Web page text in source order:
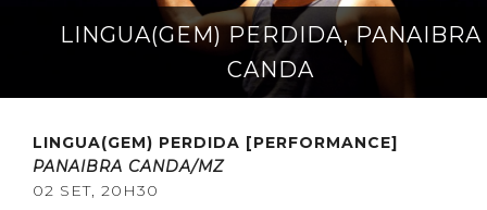
LINGUA(GEM) PERDIDA, PANAIBRA
CANDA
LINGUA(GEM) PERDIDA [PERFORMANCE]
PANAIBRA CANDA/MZ
02 SET, 20H30